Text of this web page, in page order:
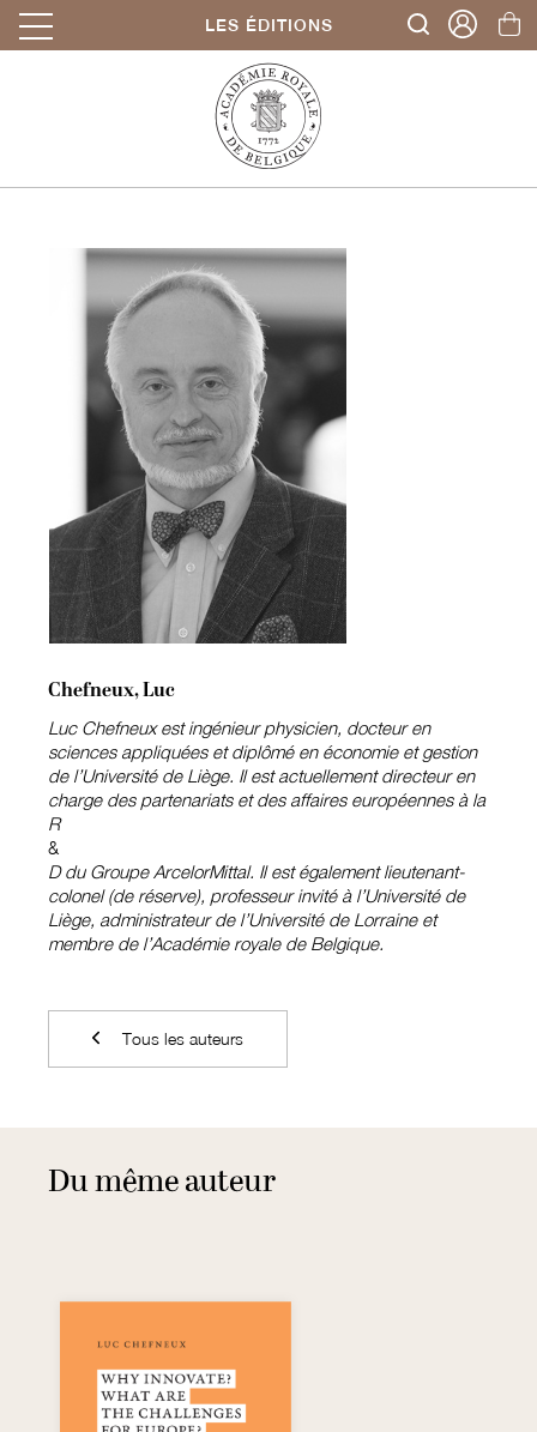
LES ÉDITIONS
Chefneux, Luc
Luc Chefneux est ingénieur physicien, docteur en
sciences appliquées et diplômé en économie et gestion
de l’Université de Liège. Il est actuellement directeur en
charge des partenariats et des affaires européennes à la
R
&
D du Groupe ArcelorMittal. Il est également lieutenant-
colonel (de réserve), professeur invité à l’Université de
Liège, administrateur de l’Université de Lorraine et
membre de l’Académie royale de Belgique.
Tous les auteurs
Du même auteur